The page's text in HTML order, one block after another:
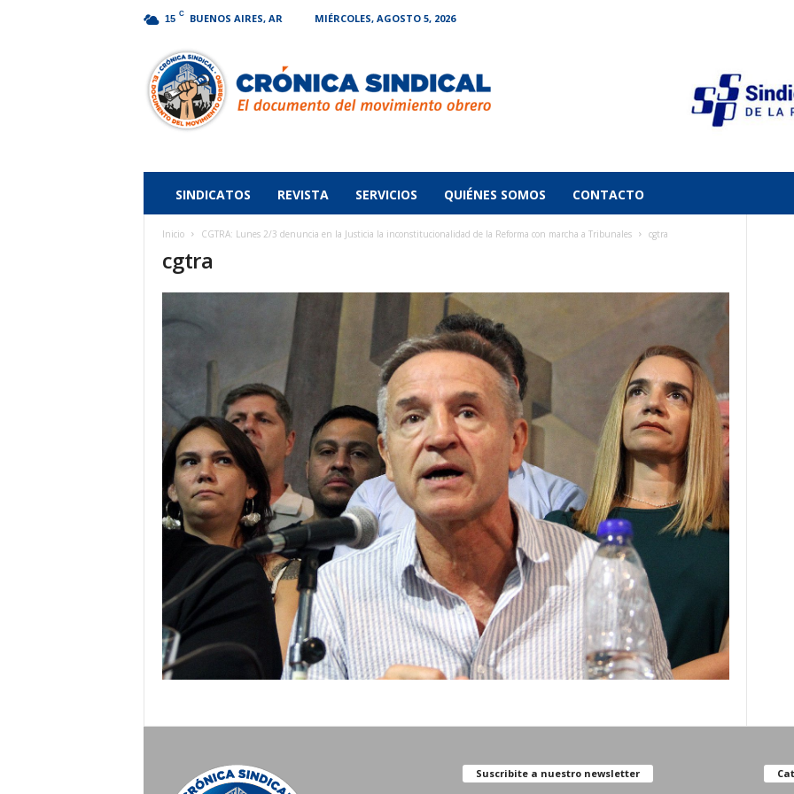
15 C BUENOS AIRES, AR MIÉRCOLES, AGOSTO 5, 2026
Sindical
SINDICATOS REVISTA SERVICIOS QUIÉNES SOMOS CONTACTO
Inicio CGTRA: Lunes 2/3 denuncia en la Justicia la inconstitucionalidad de la Reforma con marcha a Tribunales cgtra
cgtra
Suscribite a nuestro newsletter